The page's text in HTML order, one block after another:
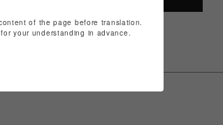
of the page before translation.
your understanding in advance.